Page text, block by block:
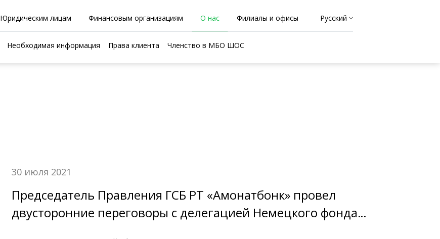
Юридическим лицам Финансовым организациям О нас Филиалы и офисы Русский
Необходимая информация Права клиента Членство в МБО ШОС
30 июля 2021
Председатель Правления ГСБ РТ «Амонатбонк» провел
двусторонние переговоры с делегацией Немецкого фонда